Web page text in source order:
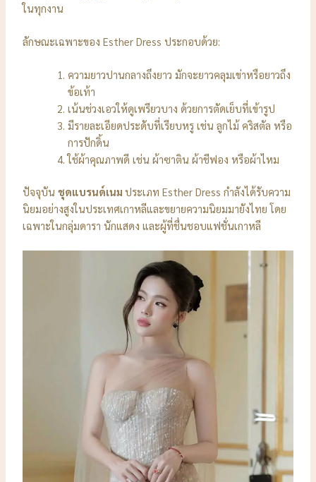
ในทุกงาน
ลักษณะเฉพาะของ Esther Dress ประกอบด้วย:
ความยาวปานกลางถึงยาว มักจะยาวคลุมเข่าหรือยาวถึง
ข้อเท้า
เน้นช่วงเอวให้ดูเพรียวบาง ด้วยการตัดเย็บที่เข้ารูป
มีรายละเอียดประดับที่เรียบหรู เช่น ลูกไม้ คริสตัล หรือ
การปักดิ้น
ใช้ผ้าคุณภาพดี เช่น ผ้าซาติน ผ้าชีฟอง หรือผ้าไหม
ปัจจุบันชุดแบรนด์เนมประเภท Esther Dress กำลังได้รับความ
นิยมอย่างสูงในประเทศเกาหลีและขยายความนิยมมายังไทย โดย
เฉพาะในกลุ่มดารา นักแสดง และผู้ที่ชื่นชอบแฟชั่นเกาหลี